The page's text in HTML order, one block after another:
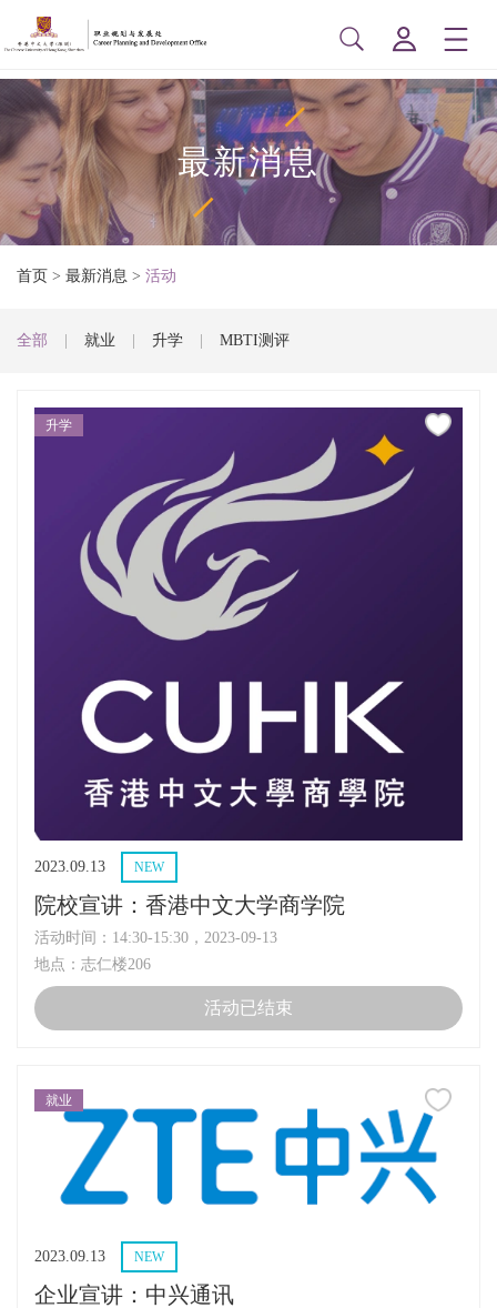
最新消息
首页 > 最新消息 > 活动
全部 就业 升学 MBTI测评
升学
2023.09.13 NEW
院校宣讲：香港中文大学商学院
活动时间：14:30-15:30，2023-09-13
地点：志仁楼206
活动已结束
就业
2023.09.13 NEW
企业宣讲：中兴通讯